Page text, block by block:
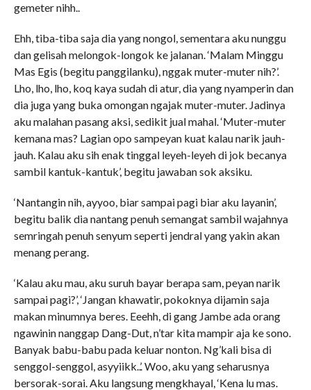
gemeter nihh..
Ehh, tiba-tiba saja dia yang nongol, sementara aku nunggu
dan gelisah melongok-longok ke jalanan. ‘Malam Minggu
Mas Egis (begitu panggilanku), nggak muter-muter nih?’.
Lho, lho, lho, koq kaya sudah di atur, dia yang nyamperin dan
dia juga yang buka omongan ngajak muter-muter. Jadinya
aku malahan pasang aksi, sedikit jual mahal. ‘Muter-muter
kemana mas? Lagian opo sampeyan kuat kalau narik jauh-
jauh. Kalau aku sih enak tinggal leyeh-leyeh di jok becanya
sambil kantuk-kantuk’, begitu jawaban sok aksiku.
‘Nantangin nih, ayyoo, biar sampai pagi biar aku layanin’,
begitu balik dia nantang penuh semangat sambil wajahnya
semringah penuh senyum seperti jendral yang yakin akan
menang perang.
‘Kalau aku mau, aku suruh bayar berapa sam, peyan narik
sampai pagi?’, ‘Jangan khawatir, pokoknya dijamin saja
makan minumnya beres. Eeehh, di gang Jambe ada orang
ngawinin nanggap Dang-Dut, n’tar kita mampir aja ke sono.
Banyak babu-babu pada keluar nonton. Ng’kali bisa di
senggol-senggol, asyyiikk..’. Woo, aku yang seharusnya
bersorak-sorai. Aku langsung mengkhayal, ‘Kena lu mas.